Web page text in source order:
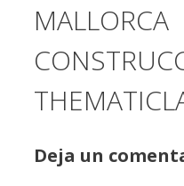
MALLORCA
Deja un